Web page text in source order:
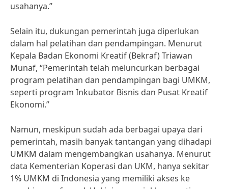
usahanya.”
Selain itu, dukungan pemerintah juga diperlukan
dalam hal pelatihan dan pendampingan. Menurut
Kepala Badan Ekonomi Kreatif (Bekraf) Triawan
Munaf, “Pemerintah telah meluncurkan berbagai
program pelatihan dan pendampingan bagi UMKM,
seperti program Inkubator Bisnis dan Pusat Kreatif
Ekonomi.”
Namun, meskipun sudah ada berbagai upaya dari
pemerintah, masih banyak tantangan yang dihadapi
UMKM dalam mengembangkan usahanya. Menurut
data Kementerian Koperasi dan UKM, hanya sekitar
1% UMKM di Indonesia yang memiliki akses ke